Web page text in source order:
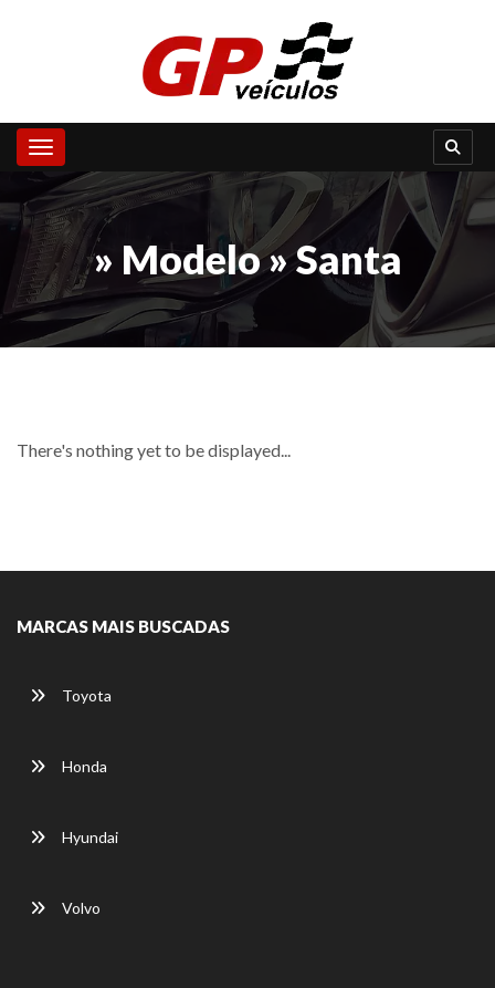
Toggle navigation
» Modelo » Santa
There's nothing yet to be displayed...
MARCAS MAIS BUSCADAS
Toyota
Honda
Hyundai
Volvo